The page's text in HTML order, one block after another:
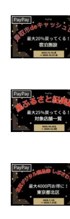
PayPay
PayPay
PayPay